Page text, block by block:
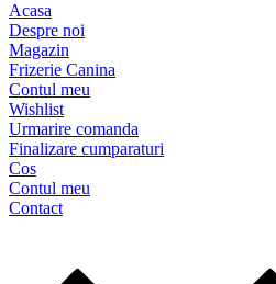
Acasa
Despre noi
Magazin
Frizerie Canina
Contul meu
Wishlist
Urmarire comanda
Finalizare cumparaturi
Cos
Contul meu
Contact